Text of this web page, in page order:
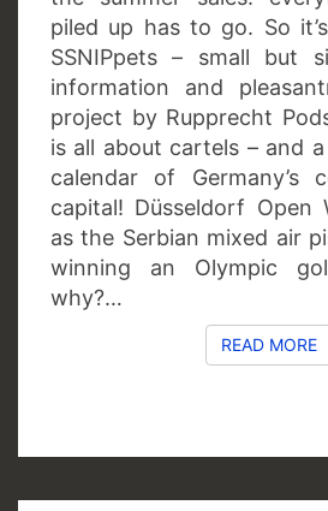
piled up has to go. So
SSNIPpets – small but
information and
project by Rupprecht
is all about cartels – and
calendar of Germany’s
capital! Düsseldorf Open
as the Serbian mixed air
winning an Olympic
why?…
READ MORE